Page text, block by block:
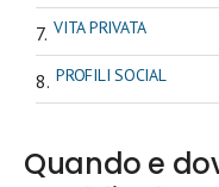
VITA PRIVATA
PROFILI SOCIAL
Quando e